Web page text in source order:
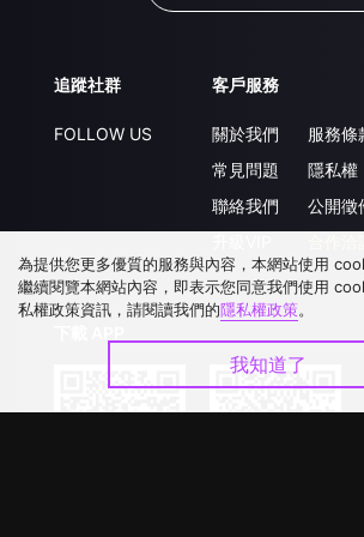
追蹤社群
FOLLOW US
客戶服務
關於我們
常見問題
聯絡我們
服務條
隱私權
公開徵
為提供您更多優質的服務與內容，本網站使用
繼續閱覽本網站內容，即表示您同意我們使用
私權政策資訊，請閱讀我們的隱私權政策。
我知道了